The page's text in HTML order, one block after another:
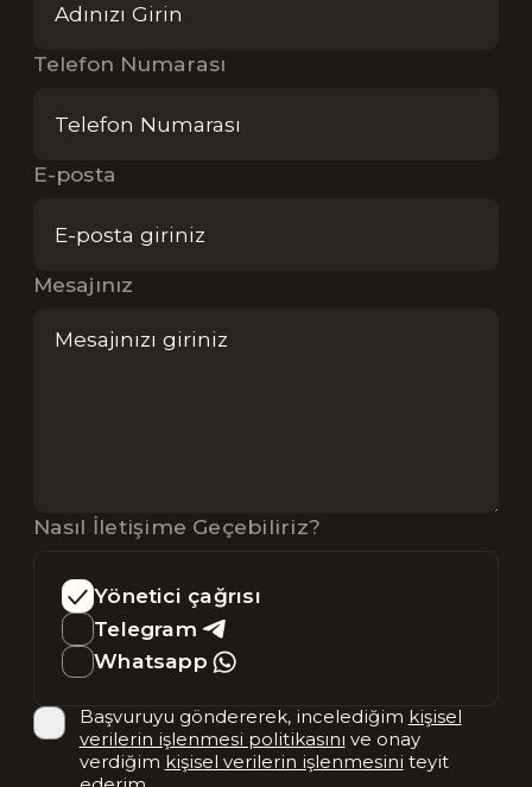
Telefon Numarası
E-posta
Mesajınız
Nasıl İletişime Geçebiliriz?
Yönetici çağrısı
Telegram
Whatsapp
Başvuruyu göndererek, incelediğim kişisel
verilerin işlenmesi politikasını ve onay
verdiğim kişisel verilerin işlenmesini teyit